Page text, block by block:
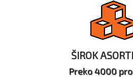
ŠIROK
Preko 4000